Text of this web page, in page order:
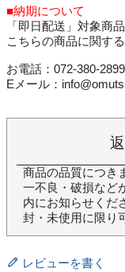
■納期について
「即日配送」対象商
こちらの商品に関す
お電話：072-380-2899
Eメール：
商品の品質につき
一不良・破損など
内にお知らせくだ
封・未使用に限り
レビューを書く